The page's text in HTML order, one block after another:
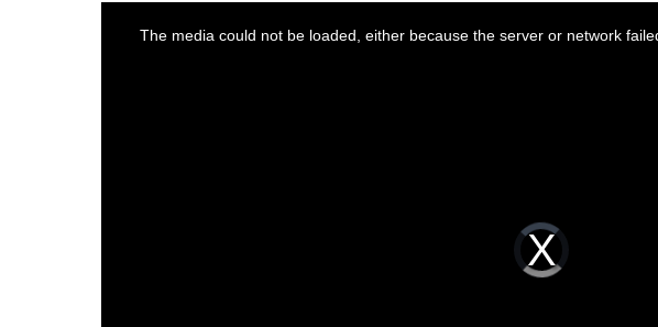
Video
Player
loading.
The media could not be loaded, either because the server or network